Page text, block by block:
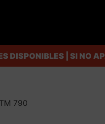
DISPONIBLES | SI NO
790